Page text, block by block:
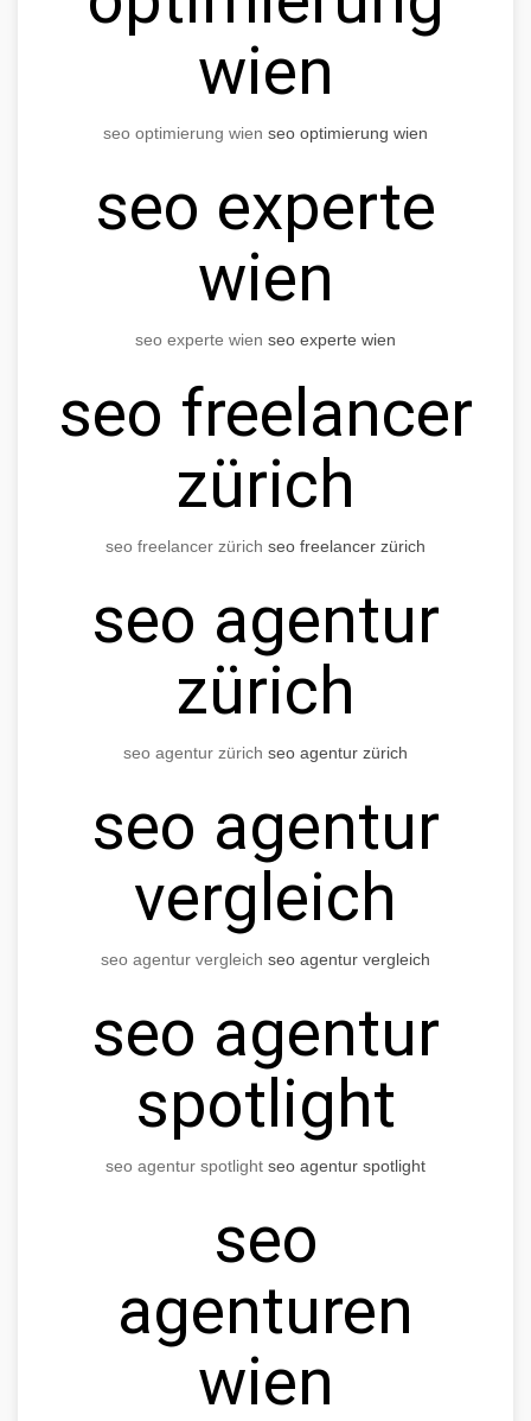
wien
seo optimierung wien seo optimierung wien
seo experte
wien
seo experte wien seo experte wien
seo freelancer
zürich
seo freelancer zürich seo freelancer zürich
seo agentur
zürich
seo agentur zürich seo agentur zürich
seo agentur
vergleich
seo agentur vergleich seo agentur vergleich
seo agentur
spotlight
seo agentur spotlight seo agentur spotlight
seo
agenturen
wien